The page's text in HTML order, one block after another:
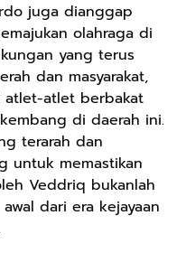
juga dianggap
olahraga di
yang terus
dan masyarakat,
atlet-atlet berbakat
di daerah ini.
terarah dan
untuk memastikan
Veddriq bukanlah
dari era kejayaan